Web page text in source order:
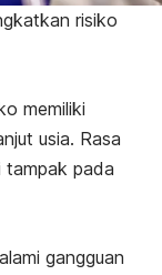
risiko
memiliki
usia. Rasa
tampak pada
gangguan